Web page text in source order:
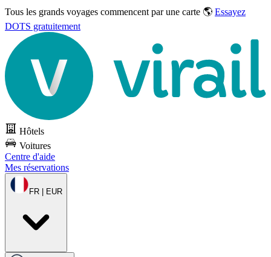
Tous les grands voyages commencent par une carte 🌎 Essayez
DOTS gratuitement
Hôtels
Voitures
Centre d'aide
Mes réservations
FR | EUR